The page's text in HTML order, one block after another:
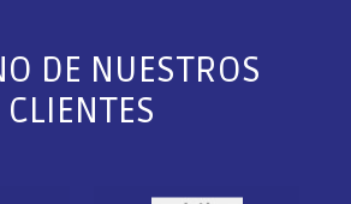
DE NUESTROS
CLIENTES